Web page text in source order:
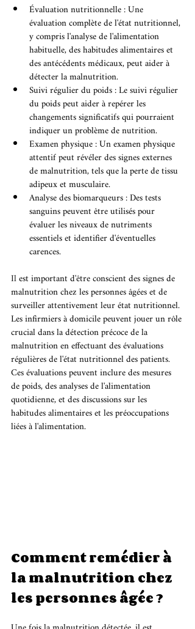
Évaluation nutritionnelle : Une
évaluation complète de l'état nutritionnel,
y compris l'analyse de l'alimentation
habituelle, des habitudes alimentaires et
des antécédents médicaux, peut aider à
détecter la malnutrition.
Suivi régulier du poids : Le suivi régulier
du poids peut aider à repérer les
changements significatifs qui pourraient
indiquer un problème de nutrition.
Examen physique : Un examen physique
attentif peut révéler des signes externes
de malnutrition, tels que la perte de tissu
adipeux et musculaire.
Analyse des biomarqueurs : Des tests
sanguins peuvent être utilisés pour
évaluer les niveaux de nutriments
essentiels et identifier d'éventuelles
carences.
Il est important d'être conscient des signes de
malnutrition chez les personnes âgées et de
surveiller attentivement leur état nutritionnel.
Les infirmiers à domicile peuvent jouer un rôle
crucial dans la détection précoce de la
malnutrition en effectuant des évaluations
régulières de l'état nutritionnel des patients.
Ces évaluations peuvent inclure des mesures
de poids, des analyses de l'alimentation
quotidienne, et des discussions sur les
habitudes alimentaires et les préoccupations
liées à l'alimentation.
Comment remédier à
la malnutrition chez
les personnes âgée ?